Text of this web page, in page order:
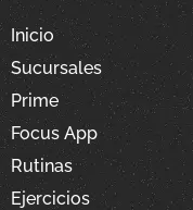
Inicio
Sucursales
Prime
Focus App
Rutinas
Ejercicios